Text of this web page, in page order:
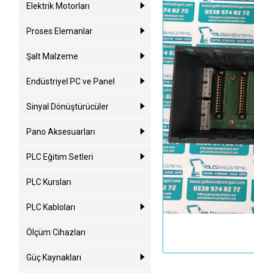
Elektrik Motorları
Proses Elemanlar
Şalt Malzeme
Endüstriyel PC ve Panel
Sinyal Dönüştürücüler
Pano Aksesuarları
PLC Eğitim Setleri
PLC Kursları
PLC Kabloları
Ölçüm Cihazları
Güç Kaynakları